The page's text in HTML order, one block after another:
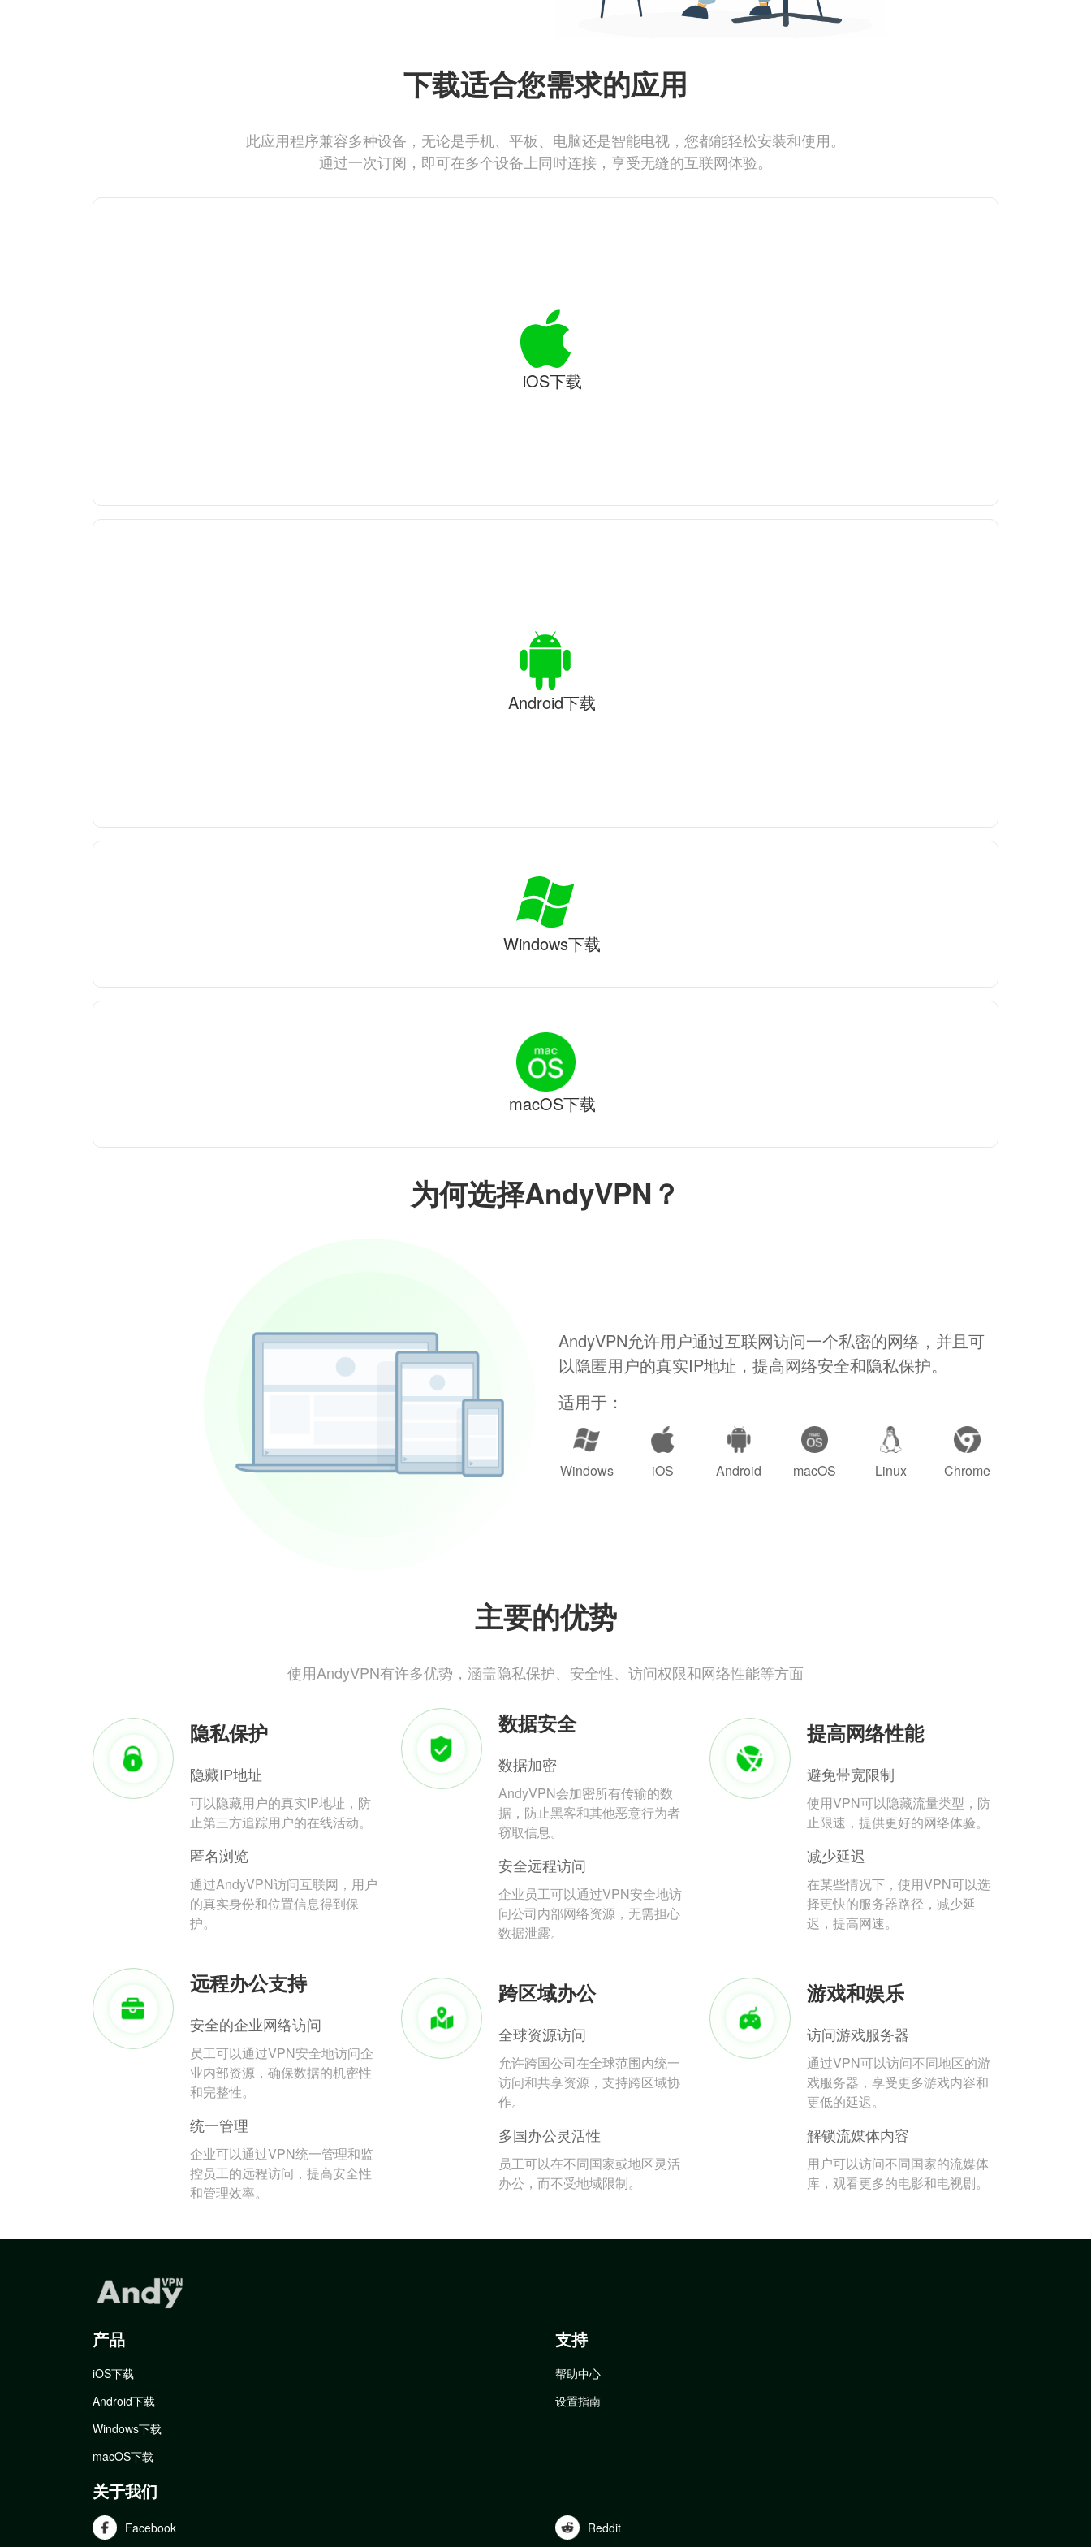
为何选择AndyVPN？
AndyVPN允许用户通过互联网访问一个私密的网络，并且可
以隐匿用户的真实IP地址，提高网络安全和隐私保护。
适用于：
Windows iOS Android macOS Linux Chrome
主要的优势
使用AndyVPN有许多优势，涵盖隐私保护、安全性、访问权限和网络性能等方面
隐私保护
隐藏IP地址
可以隐藏用户的真实IP地址，防
止第三方追踪用户的在线活动。
匿名浏览
通过AndyVPN访问互联网，用户
的真实身份和位置信息得到保
护。
数据安全
数据加密
AndyVPN会加密所有传输的数
据，防止黑客和其他恶意行为者
窃取信息。
安全远程访问
企业员工可以通过VPN安全地访
问公司内部网络资源，无需担心
数据泄露。
提高网络性能
避免带宽限制
使用VPN可以隐藏流量类型，防
止限速，提供更好的网络体验。
减少延迟
在某些情况下，使用VPN可以选
择更快的服务器路径，减少延
迟，提高网速。
远程办公支持
安全的企业网络访问
员工可以通过VPN安全地访问企
业内部资源，确保数据的机密性
和完整性。
统一管理
企业可以通过VPN统一管理和监
控员工的远程访问，提高安全性
和管理效率。
跨区域办公
全球资源访问
允许跨国公司在全球范围内统一
访问和共享资源，支持跨区域协
作。
多国办公灵活性
员工可以在不同国家或地区灵活
办公，而不受地域限制。
游戏和娱乐
访问游戏服务器
通过VPN可以访问不同地区的游
戏服务器，享受更多游戏内容和
更低的延迟。
解锁流媒体内容
用户可以访问不同国家的流媒体
库，观看更多的电影和电视剧。
下载适合您需求的应用
此应用程序兼容多种设备，无论是手机、平板、电脑还是智能电视，您都能轻松安装和使用。
通过一次订阅，即可在多个设备上同时连接，享受无缝的互联网体验。
iOS下载
Android下载
Windows下载
macOS下载
产品
iOS下载
Android下载
Windows下载
macOS下载
支持
帮助中心
设置指南
关于我们
Facebook Reddit